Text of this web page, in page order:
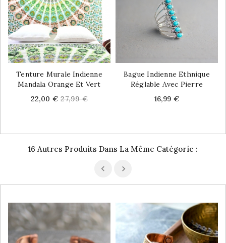
Tenture Murale Indienne
Mandala Orange Et Vert
Price
22,00 € Regular
27,99 €
Bague Indienne Ethnique
Réglable Avec Pierre
Price
16,99 €
16 Autres Produits Dans La Même Catégorie :